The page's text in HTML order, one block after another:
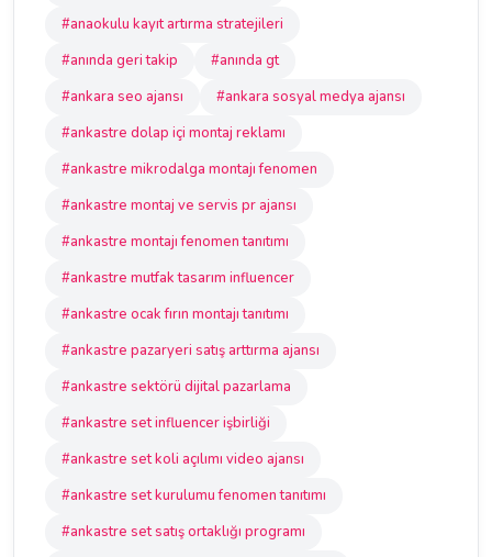
#anaokulu kayıt artırma stratejileri
#anında geri takip
#anında gt
#ankara seo ajansı
#ankara sosyal medya ajansı
#ankastre dolap içi montaj reklamı
#ankastre mikrodalga montajı fenomen
#ankastre montaj ve servis pr ajansı
#ankastre montajı fenomen tanıtımı
#ankastre mutfak tasarım influencer
#ankastre ocak fırın montajı tanıtımı
#ankastre pazaryeri satış arttırma ajansı
#ankastre sektörü dijital pazarlama
#ankastre set influencer işbirliği
#ankastre set koli açılımı video ajansı
#ankastre set kurulumu fenomen tanıtımı
#ankastre set satış ortaklığı programı